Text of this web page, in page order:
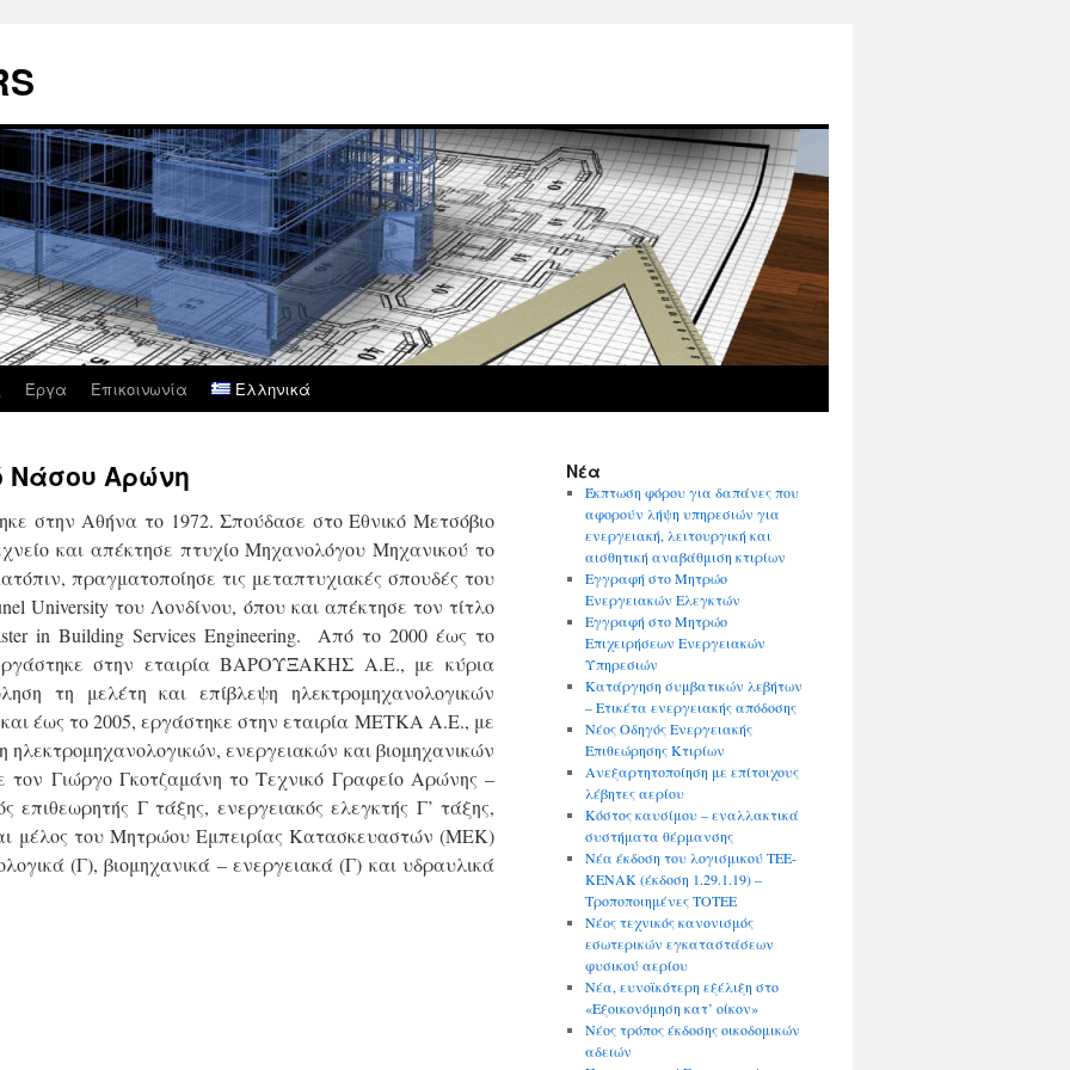
Έργα Επικοινωνία Ελληνικά
Νάσου Αρώνη
στην Αθήνα το 1972. Σπούδασε στο Εθνικό Μετσόβιο
και απέκτησε πτυχίο Μηχανολόγου Μηχανικού το
πραγματοποίησε τις μεταπτυχιακές σπουδές του
University του Λονδίνου, όπου και απέκτησε τον τίτλο
in Building Services Engineering. Από το 2000 έως το
στην εταιρία ΒΑΡΟΥΞΑΚΗΣ Α.Ε., με κύρια
τη μελέτη και επίβλεψη ηλεκτρομηχανολογικών
έως το 2005, εργάστηκε στην εταιρία ΜΕΤΚΑ Α.Ε., με
ηλεκτρομηχανολογικών, ενεργειακών και βιομηχανικών
τον Γιώργο Γκοτζαμάνη το Τεχνικό Γραφείο Αρώνης –
επιθεωρητής Γ τάξης, ενεργειακός ελεγκτής Γ’ τάξης,
μέλος του Μητρώου Εμπειρίας Κατασκευαστών (ΜΕΚ)
(Γ), βιομηχανικά – ενεργειακά (Γ) και υδραυλικά
Νέα
Έκπτωση φόρου για δαπάνες που
αφορούν λήψη υπηρεσιών για
ενεργειακή, λειτουργική και
αισθητική αναβάθμιση κτιρίων
Εγγραφή στο Μητρώο
Ενεργειακών Ελεγκτών
Εγγραφή στο Μητρώο
Επιχειρήσεων Ενεργειακών
Υπηρεσιών
Κατάργηση συμβατικών λεβήτων
– Ετικέτα ενεργειακής απόδοσης
Νέος Οδηγός Ενεργειακής
Επιθεώρησης Κτιρίων
Ανεξαρτητοποίηση με επίτοιχους
λέβητες αερίου
Κόστος καυσίμου – εναλλακτικά
συστήματα θέρμανσης
Νέα έκδοση του λογισμικού ΤΕΕ-
ΚΕΝΑΚ (έκδοση 1.29.1.19) –
Τροποποιημένες ΤΟΤΕΕ
Νέος τεχνικός κανονισμός
εσωτερικών εγκαταστάσεων
φυσικού αερίου
Νέα, ευνοϊκότερη εξέλιξη στο
«Εξοικονόμηση κατ’ οίκον»
Νέος τρόπος έκδοσης οικοδομικών
αδειών